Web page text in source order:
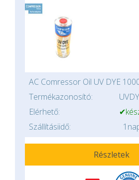
AC Comressor Oil UV DYE
Termékazonosító:
Elérhető:
Szállításiidő:
Részletek